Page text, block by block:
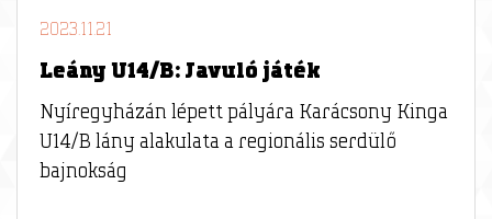
2023.11.21
Leány U14/B: Javuló játék
Nyíregyházán lépett pályára Karácsony Kinga
U14/B lány alakulata a regionális serdülő
bajnokság